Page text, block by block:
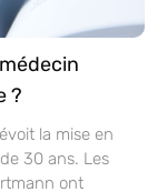
?
la mise en
30 ans. Les
ont